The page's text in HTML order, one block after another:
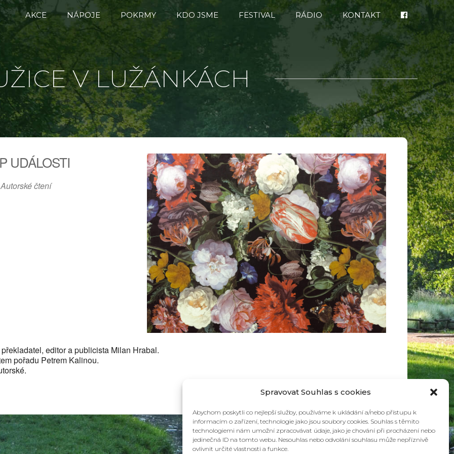
Spravovat Souhlas s cookies
Abychom poskytli co nejlepší služby, používáme k ukládání a/nebo přístupu k
informacím o zařízení, technologie jako jsou soubory cookies. Souhlas s těmito
technologiemi nám umožní zpracovávat údaje, jako je chování při procházení nebo
jedinečná ID na tomto webu. Nesouhlas nebo odvolání souhlasu může nepříznivě
ovlivnit určité vlastnosti a funkce.
AKCE NÁPOJE POKRMY KDO JSME FESTIVAL RÁDIO KONTAKT
V LUŽÁNKÁCH
Office 365 Outlook Live
UDÁLOSTI
Autorské čtení
editor a publicista Milan Hrabal.
pořadu Petrem Kalinou.